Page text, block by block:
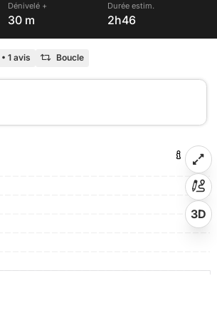
Dénivelé +
30 m
Durée estim.
2h46
• 1 avis Boucle
3D